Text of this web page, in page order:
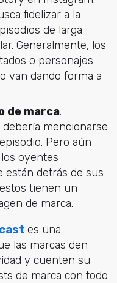
fidelizar a la
de larga
Generalmente, los
o personajes
van dando forma a
de marca.
mencionarse
Pero aún
oyentes
están detrás de sus
tienen un
de marca.
es una
las marcas den
y cuenten su
de marca con todo